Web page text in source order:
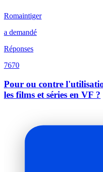
Romaintiger
a demandé
Réponses
7670
Pour ou contre
les films et séries en VF ?